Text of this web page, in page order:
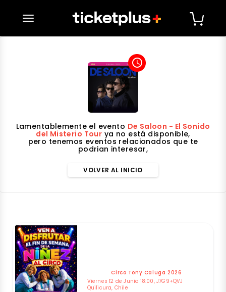
desplegar navegación
access_time
Lamentablemente el evento De Saloon - El Sonido
del Misterio Tour ya no está disponible,
pero tenemos eventos relacionados que te
podrian interesar,
VOLVER AL INICIO
Circo Tony Caluga 2026
Viernes 12 de Junio 18:00, J7G9+QVJ
Quilicura, Chile